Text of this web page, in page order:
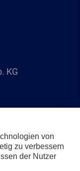
KG